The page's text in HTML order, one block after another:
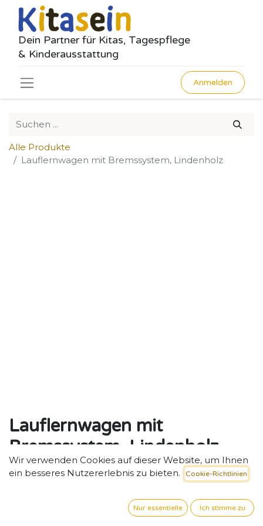
Dein Partner für Kitas, Tagespflege
& Kinderausstattung
Anmelden
Alle Produkte
Lauflernwagen mit Bremssystem, Lindenholz
Lauflernwagen mit
Bremssystem, Lindenholz
Sicher laufen lernen – stabiler Lauflernwagen mit
exkl. MwSt. zzgl. Versand
Wir verwenden Cookies auf dieser Website, um Ihnen
ein besseres Nutzererlebnis zu bieten.
Cookie-Richtlinien
Nur essentielle Ich stimme zu